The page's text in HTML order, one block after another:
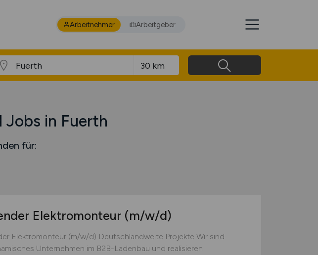
Arbeitnehmer Arbeitgeber
Jobs in Fuerth
für:
Elektromonteur (m/w/d)
Elektromonteur (m/w/d) Deutschlandweite Projekte Wir sind
Unternehmen im B2B-Ladenbau und realisieren